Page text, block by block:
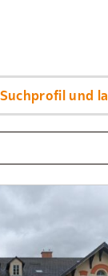
und